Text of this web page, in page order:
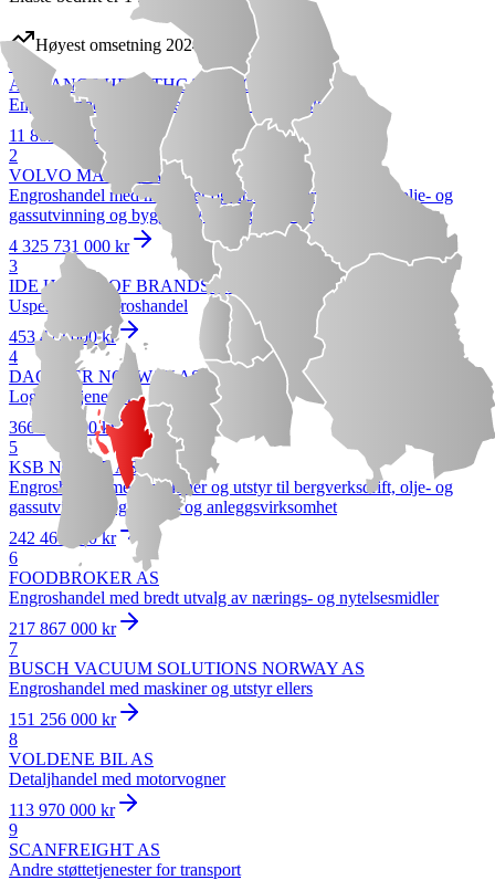
Høyest omsetning 2024
1
ALLIANCE HEALTHCARE NORGE AS
Engroshandel med apotekvarer og medisinske varer
11 863 637 000 kr
2
VOLVO MASKIN AS
Engroshandel med maskiner og utstyr til bergverksdrift, olje- og
gassutvinning og bygge- og anleggsvirksomhet
4 325 731 000 kr
3
IDE HOUSE OF BRANDS AS
Uspesifisert engroshandel
453 472 000 kr
4
DACHSER NORWAY AS
Logistikktjenester
366 215 000 kr
5
KSB NORGE AS
Engroshandel med maskiner og utstyr til bergverksdrift, olje- og
gassutvinning og bygge- og anleggsvirksomhet
242 461 000 kr
6
FOODBROKER AS
Engroshandel med bredt utvalg av nærings- og nytelsesmidler
217 867 000 kr
7
BUSCH VACUUM SOLUTIONS NORWAY AS
Engroshandel med maskiner og utstyr ellers
151 256 000 kr
8
VOLDENE BIL AS
Detaljhandel med motorvogner
113 970 000 kr
9
SCANFREIGHT AS
Andre støttetjenester for transport